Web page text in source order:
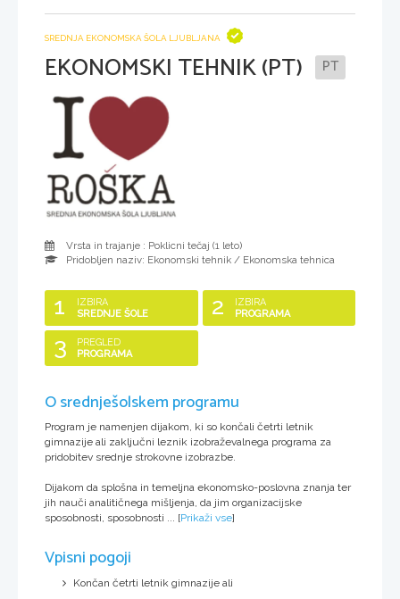
SREDNJA EKONOMSKA ŠOLA LJUBLJANA
EKONOMSKI TEHNIK (PT) PT
Vrsta in trajanje : Poklicni tečaj (1 leto)
Pridobljen naziv: Ekonomski tehnik / Ekonomska tehnica
1
IZBIRA
SREDNJE ŠOLE
2
IZBIRA
PROGRAMA
3
PREGLED
PROGRAMA
O srednješolskem programu
Program je namenjen dijakom, ki so končali četrti letnik
gimnazije ali zaključni leznik izobraževalnega programa za
pridobitev srednje strokovne izobrazbe.
Dijakom da splošna in temeljna ekonomsko-poslovna znanja ter
jih nauči analitičnega mišljenja, da jim organizacijske
sposobnosti, sposobnosti ... [Prikaži vse]
Vpisni pogoji
Končan četrti letnik gimnazije ali